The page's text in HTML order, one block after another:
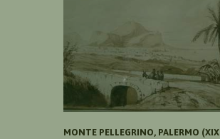
MONTE PELLEGRINO, PALERMO (XIX